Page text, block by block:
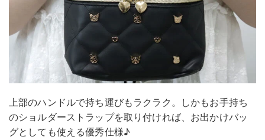
上部のハンドルで持ち運びもラクラク。しかもお手持ち
のショルダーストラップを取り付ければ、お出かけバッ
グとしても使える優秀仕様♪